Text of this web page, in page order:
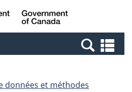
Passer
au
Passer
à
Canada
et
données et méthodes